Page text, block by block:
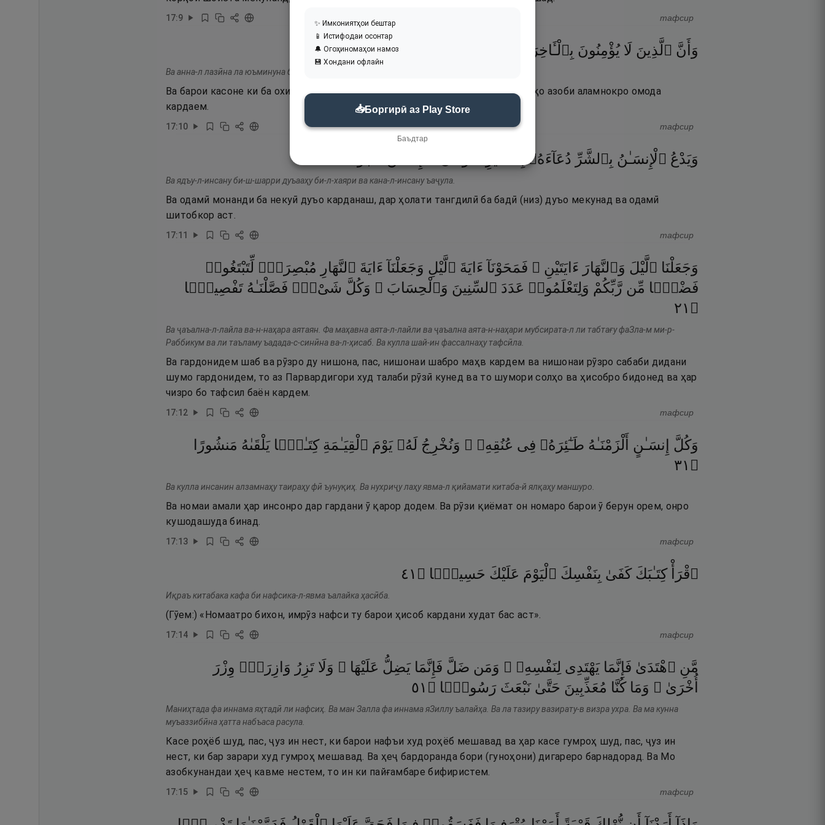
17:9 тафсир
وَأَنَّ ٱلَّذِينَ لَا يُؤْمِنُونَ بِٱلْـَٔاخِرَةِ أَلِيمًۭا ۝١٠
Ва анна-л лазӣна ла юъминуна би-л-ахирати аътадна лаҳум ъазабан алӣмо.
Ва барои касоне ки ба охират имон намеоранд, (хабар медиҳад), ки барои онҳо азоби аламнокро омода
кардаем.
17:10 тафсир
وَيَدْعُ ٱلْإِنسَـٰنُ بِٱلشَّرِّ دُعَآءَهُۥ
Ва ядъу-л-инсану би-ш-шарри дуъааҳу би-л-хаяри ва кана-л-инсану ъаҷула.
Ва одамӣ монанди ба некуӣ дуъо карданаш, дар ҳолати тангдилӣ ба бадӣ (низ) дуъо мекунад ва одамӣ
шитобкор аст.
17:11 тафсир
وَجَعَلْنَا ٱلَّيْلَ وَٱلنَّهَارَ ءَايَتَيْنِ ۖ فَمَحَوْنَآ ءَايَةَ ٱلَّيْلِ وَجَعَلْنَآ ءَايَةَ ٱلنَّهَارِ مُبْصِرَةًۭ لِّتَبْتَغُوا۟
فَضْلًۭا مِّن رَّبِّكُمْ وَلِتَعْلَمُوا۟ عَدَدَ ٱلسِّنِينَ وَٱلْحِسَابَ ۚ وَكُلَّ شَىْءٍۢ فَصَّلْنَـٰهُ تَفْصِيلًۭا
۝ ١٢
Ва ҷаъална-л-лайла ва-н-наҳара аятаян. Фа маҳавна аята-л-лайли ва ҷаъална аята-н-наҳари мубсирата-л ли табтағу фаЗла-м ми-р-
Раббикум ва ли таъламу ъадада-с-синӣна ва-л-ҳисаб. Ва кулла шай-ин фассалнаҳу тафсӣла.
Ва гардонидем шаб ва рӯзро ду нишона, пас, нишонаи шабро маҳв кардем ва нишонаи рӯзро сабаби дидани
шумо гардонидем, то аз Парвардигори худ талаби рӯзӣ кунед ва то шумори солҳо ва ҳисобро бидонед ва ҳар
чизро бо тафсил баён кардем.
17:12 тафсир
وَكُلَّ إِنسَـٰنٍ أَلْزَمْنَـٰهُ طَـٰٓئِرَهُۥ فِى عُنُقِهِۦ ۖ وَنُخْرِجُ لَهُۥ يَوْمَ ٱلْقِيَـٰمَةِ كِتَـٰبًۭا يَلْقَىٰهُ مَنشُورًا
۝ ١٣
Ва кулла инсанин алзамнаҳу таираҳу фӣ ъунуқиҳ. Ва нухриҷу лаҳу явма-л қийамати китаба-й ялқаҳу маншуро.
Ва номаи амали ҳар инсонро дар гардани ӯ қарор додем. Ва рӯзи қиёмат он номаро барои ӯ берун орем, онро
кушодашуда бинад.
17:13 тафсир
ٱقْرَأْ كِتَـٰبَكَ كَفَىٰ بِنَفْسِكَ ٱلْيَوْمَ عَلَيْكَ حَسِيبًۭا ۝ ١٤
Иқраъ китабака кафа би нафсика-л-явма ъалайка ҳасӣба.
(Гӯем:) «Номаатро бихон, имрӯз нафси ту барои ҳисоб кардани худат бас аст».
17:14 тафсир
مَّنِ ٱهْتَدَىٰ فَإِنَّمَا يَهْتَدِى لِنَفْسِهِۦ ۖ وَمَن ضَلَّ فَإِنَّمَا يَضِلُّ عَلَيْهَا ۚ وَلَا تَزِرُ وَازِرَةٌۭ وِزْرَ
أُخْرَىٰ ۗ وَمَا كُنَّا مُعَذِّبِينَ حَتَّىٰ نَبْعَثَ رَسُولًۭا ۝ ١٥
Маниҳтада фа иннама яҳтадӣ ли нафсиҳ. Ва ман Залла фа иннама яЗиллу ъалайҳа. Ва ла тазиру вазирату-в визра ухра. Ва ма кунна
муъаззибӣна ҳатта набъаса расула.
Касе роҳёб шуд, пас, ҷуз ин нест, ки барои нафъи худ роҳёб мешавад ва ҳар касе гумроҳ шуд, пас, ҷуз ин
нест, ки бар зарари худ гумроҳ мешавад. Ва ҳеҷ бардоранда бори (гуноҳони) дигареро барнадорад. Ва Мо
азобкунандаи ҳеҷ кавме нестем, то ин ки пайғамбаре бифиристем.
17:15 тафсир
✨ Имкониятҳои бештар
📱 Истифодаи осонтар
🔔 Огоҳиномаҳои намоз
💾 Хондани офлайн
📥Боргирӣ аз Play Store
Баъдтар